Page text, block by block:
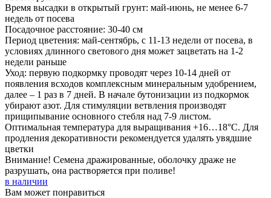
Время высадки в открытый грунт: май-июнь, не менее 6-7
недель от посева
Посадочное расстояние: 30-40 см
Период цветения: май-сентябрь, с 11-13 недели от посева, в
условиях длинного светового дня может зацветать на 1-2
недели раньше
Уход: первую подкормку проводят через 10-14 дней от
появления всходов комплексным минеральным удобрением,
далее – 1 раз в 7 дней. В начале бутонизации из подкормок
убирают азот. Для стимуляции ветвления производят
прищипывание основного стебля над 7-9 листом.
Оптимальная температура для выращивания +16…18°С. Для
продления декоративности рекомендуется удалять увядшие
цветки
Внимание! Семена дражированные, оболочку драже не
разрушать, она растворяется при поливе!
в наличии
Вам может понравиться